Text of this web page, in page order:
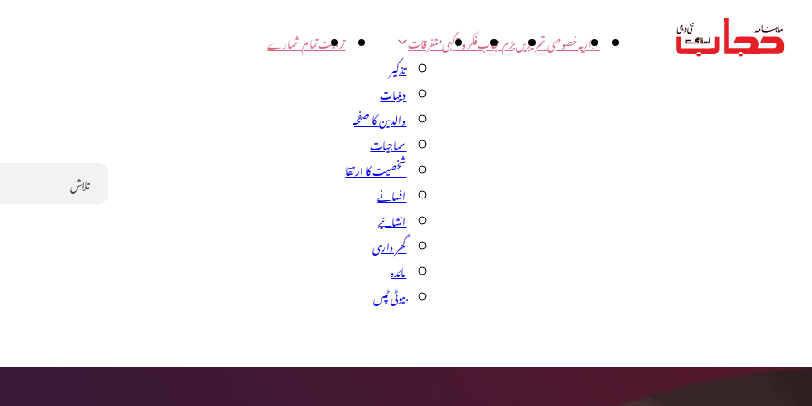
اداریہخصوصی تحریریںبزم حجابفکر و آگہیمتفرقات
تذکیر
دینیات
والدین کا صفحہ
سماجیات
شخصیت کا ارتقا
افسانے
انشائیے
گھر داری
مائدہ
بیوٹی ٹپس
تربیتتمام شمارے
Search